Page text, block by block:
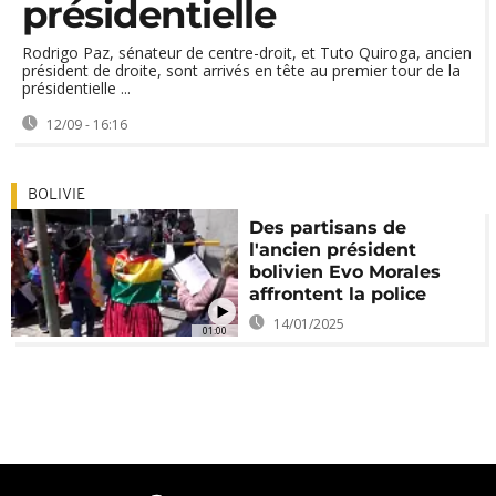
présidentielle
Rodrigo Paz, sénateur de centre-droit, et Tuto Quiroga, ancien
président de droite, sont arrivés en tête au premier tour de la
présidentielle ...
12/09 - 16:16
01:00
BOLIVIE
Des partisans de
l'ancien président
bolivien Evo Morales
affrontent la police
14/01/2025